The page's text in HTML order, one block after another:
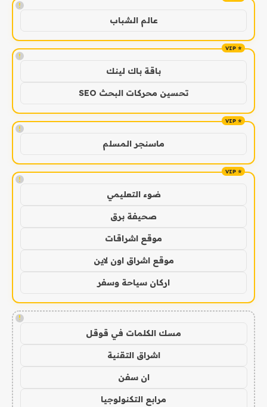
!
عالم الشباب
!
باقة باك لينك
تحسين محركات البحث SEO
!
ماسنجر المسلم
!
ضوء التعليمي
صحيفة برق
موقع اشراقات
موقع اشراق اون لاين
اركان سياحة وسفر
!
مسك الكلمات في قوقل
اشراق التقنية
ان سفن
مرابع التكنولوجيا